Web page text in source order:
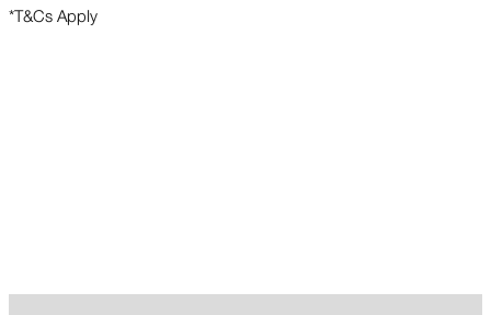
*T&Cs Apply